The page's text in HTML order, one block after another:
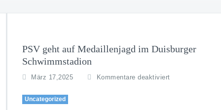
PSV geht auf Medaillenjagd im Duisburger
Schwimmstadion
März 17,2025 Kommentare deaktiviert
Uncategorized